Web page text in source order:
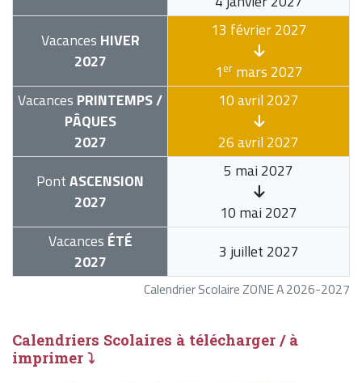
Calendrier Scolaire ZONE A 2026-2027
Vacances HIVER
2027
13 février 2027
1ermars 2027
Vacances PRINTEMPS /
PÂQUES
2027
10 avril 2027
26 avril 2027
PontASCENSION
2027
5 mai 2027
10 mai 2027
Vacances ÉTÉ
2027
3 juillet 2027
Calendriers Scolaires à télécharger / à
imprimer ⤵